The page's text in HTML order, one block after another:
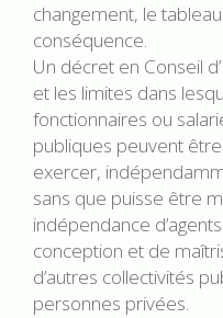
changement, le
conséquence.
Un décret en Conseil
et les limites dans
fonctionnaires ou
publiques peuvent
exercer,
sans que puisse être
indépendance
conception et de
d’autres collectivités
personnes privées.